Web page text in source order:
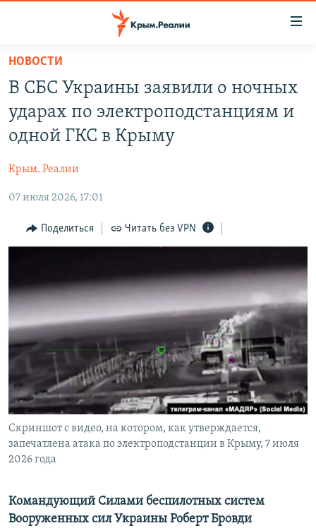
Вернуться
основному
содержанию
Вернутся
главной
навигации
Вернутся
поиску
СПЕЦПРОЕКТЫ
ГРУЗ 200
ВОДА
ЕЩЕ
ИНТЕРАКТИВ
ИНФОГРАФИКА
СОВЕТЫ ПРАВОЗАЩИТНИКОВ
ПРОПАВШИЕ БЕЗ ВЕСТИ
ПОБЕДИТЕЛЕЙ НЕ СУДЯТ?
КРЫМ.НЕПОКОРЕННЫЙ
ELIFBE
УКРАИНСКАЯ ПРОБЛЕМА КРЫМА
РАДІО СВОБОДА
КАК ОБОЙТИ БЛОКИРОВКУ
Qırımtatar
ПРИСОЕДИНЯЙТЕСЬ!
Все сайты RFE/RL
НОВОСТИ
В СБС Украины заявили о ночных
ударах по электроподстанциям и
одной ГКС в Крыму
Крым. Реалии
07 июля 2026, 17:01
Поделиться Читать без VPN
Скриншот с видео, на котором, как утверждается,
запечатлена атака по электроподстанции в Крыму, 7 июля
2026 года
Командующий Силами беспилотных систем
Вооруженных сил Украины Роберт Бровди